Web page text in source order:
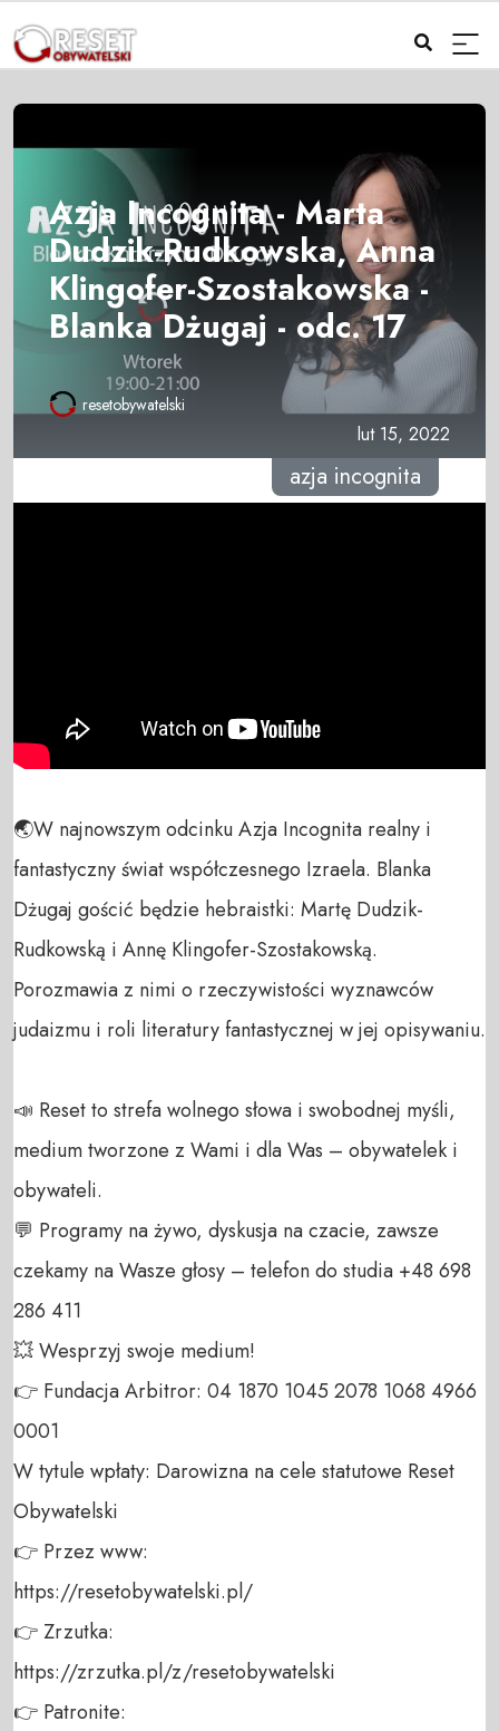
Azja Incognita - Marta
Dudzik-Rudkowska, Anna
Klingofer-Szostakowska -
Blanka Dżugaj - odc. 17
resetobywatelski
lut 15, 2022
azja incognita
🌏W najnowszym odcinku Azja Incognita realny i
fantastyczny świat współczesnego Izraela. Blanka
Dżugaj gościć będzie hebraistki: Martę Dudzik-
Rudkowską i Annę Klingofer-Szostakowską.
Porozmawia z nimi o rzeczywistości wyznawców
judaizmu i roli literatury fantastycznej w jej opisywaniu.
📣 Reset to strefa wolnego słowa i swobodnej myśli,
medium tworzone z Wami i dla Was – obywatelek i
obywateli.
💬 Programy na żywo, dyskusja na czacie, zawsze
czekamy na Wasze głosy – telefon do studia +48 698
286 411
💥 Wesprzyj swoje medium!
👉 Fundacja Arbitror: 04 1870 1045 2078 1068 4966
0001
W tytule wpłaty: Darowizna na cele statutowe Reset
Obywatelski
👉 Przez www:
https://resetobywatelski.pl/
👉 Zrzutka:
https://zrzutka.pl/z/resetobywatelski
👉 Patronite: